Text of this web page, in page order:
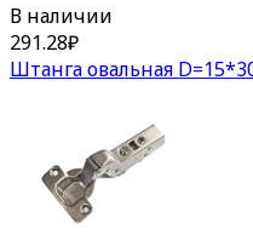
В наличии
291.28₽
Штанга овальная